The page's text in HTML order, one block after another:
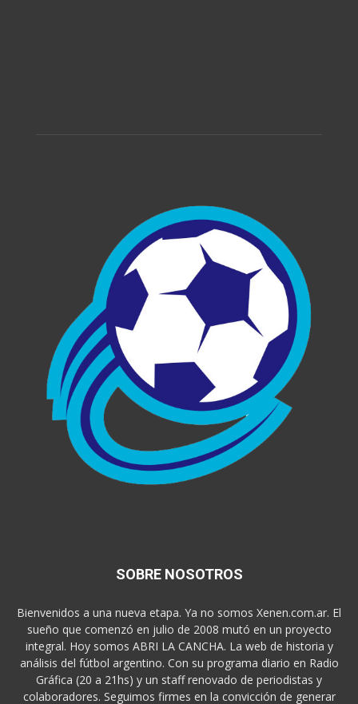
SOBRE NOSOTROS
Bienvenidos a una nueva etapa. Ya no somos Xenen.com.ar. El
sueño que comenzó en julio de 2008 mutó en un proyecto
integral. Hoy somos ABRI LA CANCHA. La web de historia y
análisis del fútbol argentino. Con su programa diario en Radio
Gráfica (20 a 21hs) y un staff renovado de periodistas y
colaboradores. Seguimos firmes en la convicción de generar